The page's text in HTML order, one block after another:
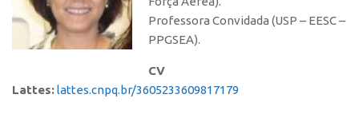
Professora Convidada (USP – EESC –
PPGSEA).
CV
Lattes:lattes.cnpq.br/3605233609817179